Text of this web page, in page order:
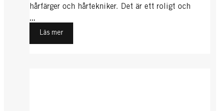
hårfärger och hårtekniker. Det är ett roligt och
kreativt sätt att uttrycka sin personlighet och du
kan ändra din färg så ofta du vill med minsta
...
Läs mer